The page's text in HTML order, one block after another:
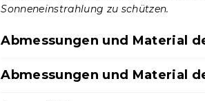
Sonneneinstrahlung zu schützen.
Abmessungen und Material
Abmessungen und Material